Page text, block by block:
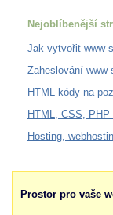
Nejoblíbenější
Jak vytvořit www
Zaheslování www
HTML kódy na
HTML, CSS, PHP
Hosting,
Prostor pro vaše